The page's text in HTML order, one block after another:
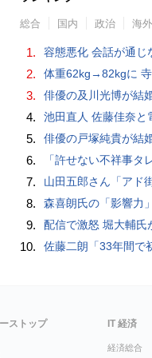
総合 国内 政治 海外
1. 容態悪化 会話が通じ
2. 体重62kg→82kgに
3. 俳優の及川光博が結
4. 池田直人 佐藤佳奈と
5. 俳優の戸塚純貴が結
6. 「許せない不祥事タ
7. 山田五郎さん「アド
8. 森喜朗氏の「影響力
9. 配信で激怒 堀大輔氏
10. 佐藤二朗「33年間で初めて」妻との“ノロケ砲
ストップ IT 経済
経済総合